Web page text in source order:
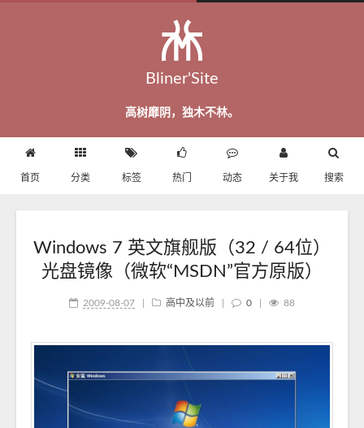
Bliner'Site
高树靡阴，独木不林。
首页 分类 标签 热门 动态 关于我 搜索
Windows 7 英文旗舰版（32 / 64位）
光盘镜像（微软“MSDN”官方原版）
2009-08-07 高中及以前 0 88